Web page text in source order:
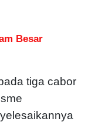
Besar
tiga cabor